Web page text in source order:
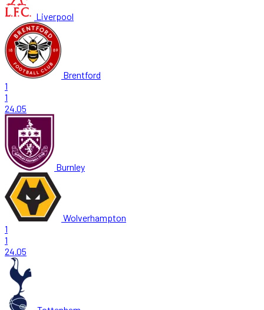
Liverpool
Brentford
1
1
24.05
Burnley
Wolverhampton
1
1
24.05